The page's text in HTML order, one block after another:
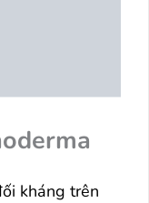
kháng trên